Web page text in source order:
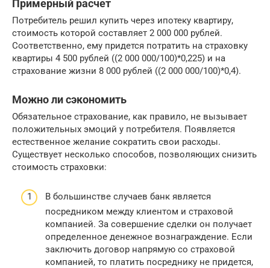
Примерный расчет
Потребитель решил купить через ипотеку квартиру,
стоимость которой составляет 2 000 000 рублей.
Соответственно, ему придется потратить на страховку
квартиры 4 500 рублей ((2 000 000/100)*0,225) и на
страхование жизни 8 000 рублей ((2 000 000/100)*0,4).
Можно ли сэкономить
Обязательное страхование, как правило, не вызывает
положительных эмоций у потребителя. Появляется
естественное желание сократить свои расходы.
Существует несколько способов, позволяющих снизить
стоимость страховки:
В большинстве случаев банк является
посредником между клиентом и страховой
компанией. За совершение сделки он получает
определенное денежное вознаграждение. Если
заключить договор напрямую со страховой
компанией, то платить посреднику не придется,